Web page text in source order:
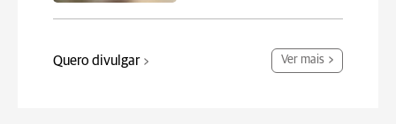
Quero divulgar Ver mais